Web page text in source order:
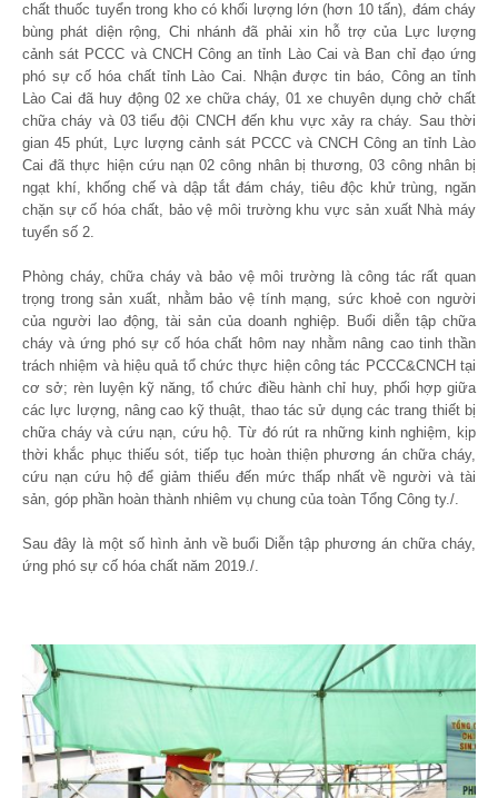
chất thuốc tuyển trong kho có khối lượng lớn (hơn 10 tấn), đám cháy
bùng phát diện rộng, Chi nhánh đã phải xin hỗ trợ của Lực lượng
cảnh sát PCCC và CNCH Công an tỉnh Lào Cai và Ban chỉ đạo ứng
phó sự cố hóa chất tỉnh Lào Cai. Nhận được tin báo, Công an tỉnh
Lào Cai đã huy động 02 xe chữa cháy, 01 xe chuyên dụng chở chất
chữa cháy và 03 tiểu đội CNCH đến khu vực xảy ra cháy. Sau thời
gian 45 phút, Lực lượng cảnh sát PCCC và CNCH Công an tỉnh Lào
Cai đã thực hiện cứu nạn 02 công nhân bị thương, 03 công nhân bị
ngạt khí, khống chế và dập tắt đám cháy, tiêu độc khử trùng, ngăn
chặn sự cố hóa chất, bảo vệ môi trường khu vực sản xuất Nhà máy
tuyển số 2.
Phòng cháy, chữa cháy và bảo vệ môi trường là công tác rất quan
trọng trong sản xuất, nhằm bảo vệ tính mạng, sức khoẻ con người
của người lao động, tài sản của doanh nghiệp. Buổi diễn tập chữa
cháy và ứng phó sự cố hóa chất hôm nay nhằm nâng cao tinh thần
trách nhiệm và hiệu quả tổ chức thực hiện công tác PCCC&CNCH tại
cơ sở; rèn luyện kỹ năng, tổ chức điều hành chỉ huy, phối hợp giữa
các lực lượng, nâng cao kỹ thuật, thao tác sử dụng các trang thiết bị
chữa cháy và cứu nạn, cứu hộ. Từ đó rút ra những kinh nghiệm, kịp
thời khắc phục thiếu sót, tiếp tục hoàn thiện phương án chữa cháy,
cứu nạn cứu hộ để giảm thiểu đến mức thấp nhất về người và tài
sản, góp phần hoàn thành nhiêm vụ chung của toàn Tổng Công ty./.
Sau đây là một số hình ảnh về buổi Diễn tập phương án chữa cháy,
ứng phó sự cố hóa chất năm 2019./.